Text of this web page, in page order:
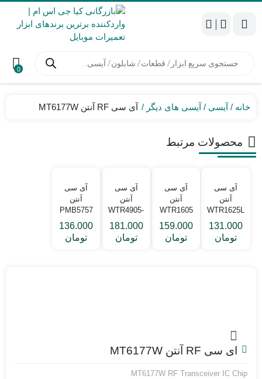
محصولات
0
خانه آیسی آیسی های دیگر آی سی RF آنتن MT6177W
محصولات مرتبط
آی سی
آنتن
WTR1625L
131.000
تومان
آی سی
آنتن
WTR1605
159.000
تومان
آی سی
آنتن
WTR4905-
0VV
181.000
تومان
آی سی
آنتن
PMB5757
آیفون 8, X
136.000
تومان
آی سی RF آنتن MT6177W
MT6177W RF Transceiver IC Chip